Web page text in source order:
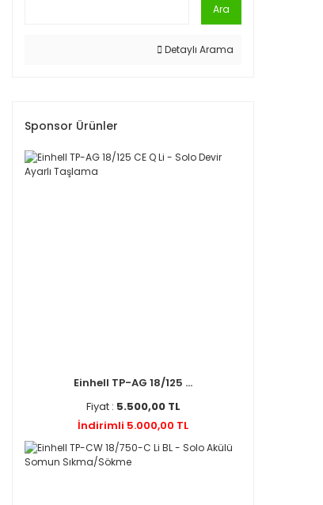
Ara
Detaylı Arama
Sponsor Ürünler
Einhell TP-AG 18/125 ...
Fiyat : 5.500,00 TL
İndirimli 5.000,00 TL